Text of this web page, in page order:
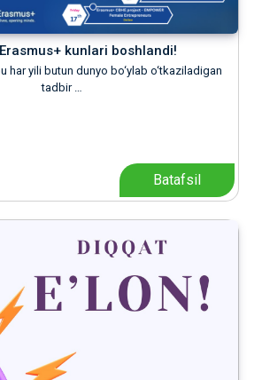
kunlari boshlandi!
har yili butun dunyo bo‘ylab o‘tkaziladigan
tadbir …
Batafsil